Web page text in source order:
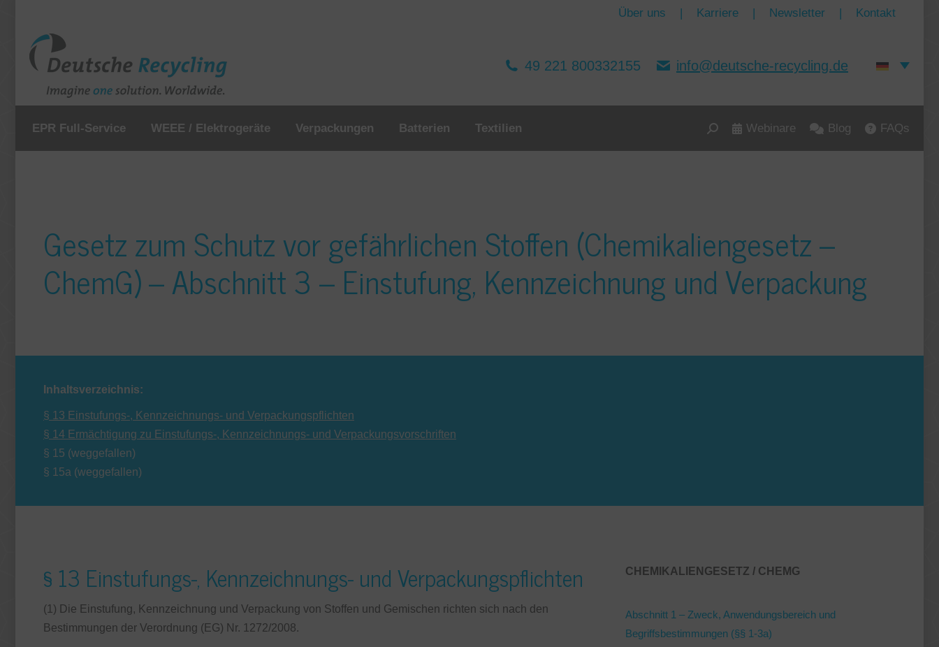
Über uns | Karriere | Newsletter | Kontakt
49 221 800332155 info@deutsche-recycling.de
EPR Full-Service WEEE / Elektrogeräte Verpackungen Batterien Textilien Search: Webinare Blog FAQs
Gesetz zum Schutz vor gefährlichen Stoffen (Chemikaliengesetz –
ChemG) – Abschnitt 3 – Einstufung, Kennzeichnung und Verpackung
Inhaltsverzeichnis:
§ 13 Einstufungs-, Kennzeichnungs- und Verpackungspflichten
§ 14 Ermächtigung zu Einstufungs-, Kennzeichnungs- und Verpackungsvorschriften
§ 15 (weggefallen)
§ 15a (weggefallen)
§ 13 Einstufungs-, Kennzeichnungs- und Verpackungspflichten
(1) Die Einstufung, Kennzeichnung und Verpackung von Stoffen und Gemischen richten sich nach den
Bestimmungen der Verordnung (EG) Nr. 1272/2008.
CHEMIKALIENGESETZ / CHEMG
Abschnitt 1 – Zweck, Anwendungsbereich und
Begriffsbestimmungen (§§ 1-3a)